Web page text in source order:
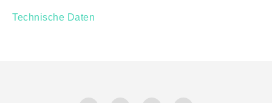
Technische Daten